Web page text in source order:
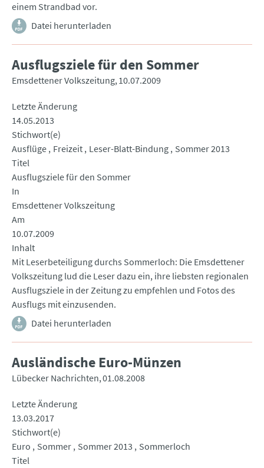
einem Strandbad vor.
Datei herunterladen
Ausflugsziele für den Sommer
Emsdettener Volkszeitung 10.07.2009
Letzte Änderung
14.05.2013
Stichwort(e)
Ausflüge Freizeit Leser-Blatt-Bindung Sommer 2013
Titel
Ausflugsziele für den Sommer
In
Emsdettener Volkszeitung
Am
10.07.2009
Inhalt
Mit Leserbeteiligung durchs Sommerloch: Die Emsdettener
Volkszeitung lud die Leser dazu ein, ihre liebsten regionalen
Ausflugsziele in der Zeitung zu empfehlen und Fotos des
Ausflugs mit einzusenden.
Datei herunterladen
Ausländische Euro-Münzen
Lübecker Nachrichten 01.08.2008
Letzte Änderung
13.03.2017
Stichwort(e)
Euro
Sommer Sommer 2013
Sommerloch
Titel